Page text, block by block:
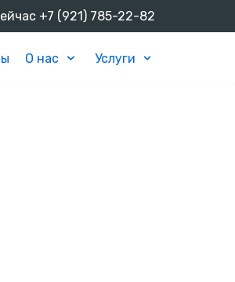
+7 (921) 785-22-82
О нас Услуги